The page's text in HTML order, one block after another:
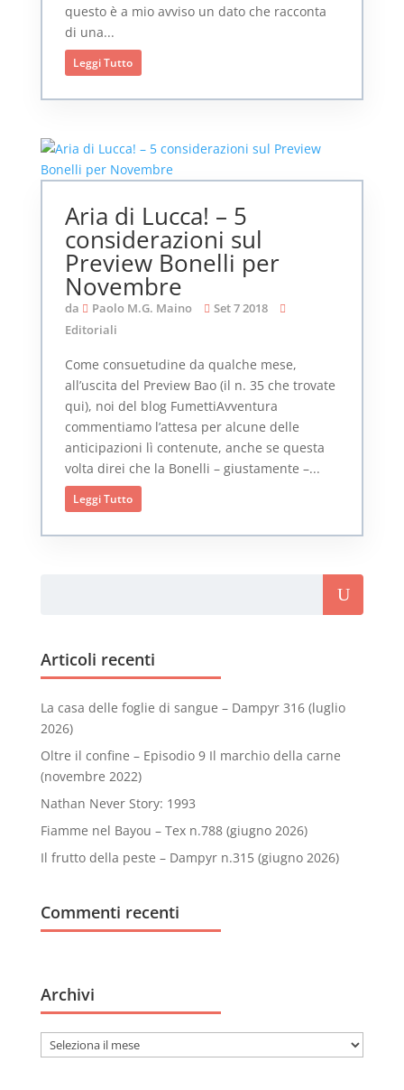
questo è a mio avviso un dato che racconta
di una...
Leggi Tutto
Aria di Lucca! – 5
considerazioni sul
Preview Bonelli per
Novembre
da Paolo M.G. Maino
Set 7 2018
Editoriali
Come consuetudine da qualche mese,
all’uscita del Preview Bao (il n. 35 che trovate
qui), noi del blog FumettiAvventura
commentiamo l’attesa per alcune delle
anticipazioni lì contenute, anche se questa
volta direi che la Bonelli – giustamente –...
Leggi Tutto
Articoli recenti
La casa delle foglie di sangue – Dampyr 316 (luglio
2026)
Oltre il confine – Episodio 9 Il marchio della carne
(novembre 2022)
Nathan Never Story: 1993
Fiamme nel Bayou – Tex n.788 (giugno 2026)
Il frutto della peste – Dampyr n.315 (giugno 2026)
Commenti recenti
Archivi
Archivi